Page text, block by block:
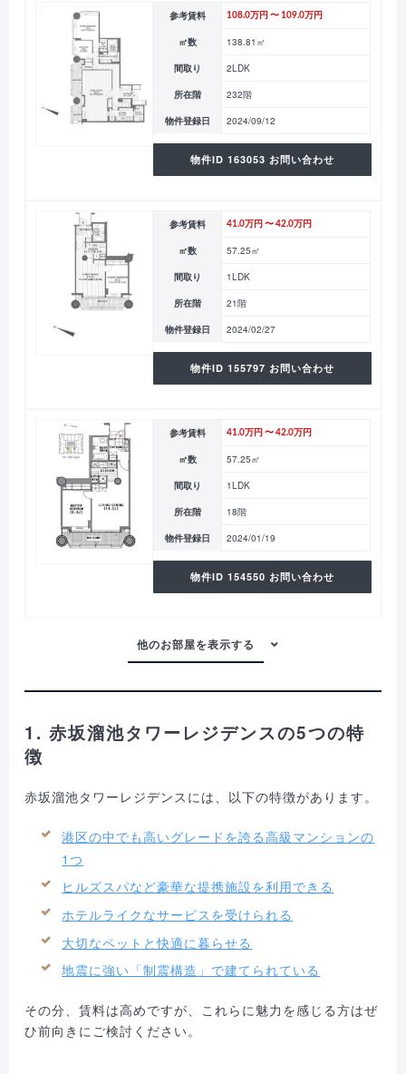
参考賃料 108.0万円 〜 109.0万円
㎡数 138.81㎡
間取り 2LDK
所在階 232階
物件登録日 2024/09/12
物件ID 163053 お問い合わせ
参考賃料 41.0万円 〜 42.0万円
㎡数 57.25㎡
間取り 1LDK
所在階 21階
物件登録日 2024/02/27
物件ID 155797 お問い合わせ
参考賃料 41.0万円 〜 42.0万円
㎡数 57.25㎡
間取り 1LDK
所在階 18階
物件登録日 2024/01/19
物件ID 154550 お問い合わせ
1. 赤坂溜池タワーレジデンスの5つの特
徴
赤坂溜池タワーレジデンスには、以下の特徴があります。
港区の中でも高いグレードを誇る高級マンションの
1つ
ヒルズスパなど豪華な提携施設を利用できる
ホテルライクなサービスを受けられる
大切なペットと快適に暮らせる
地震に強い「制震構造」で建てられている
その分、賃料は高めですが、これらに魅力を感じる方はぜ
ひ前向きにご検討ください。